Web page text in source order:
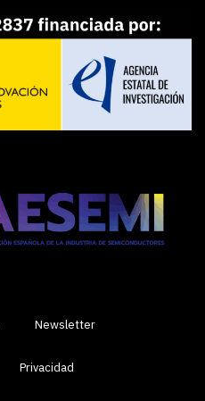
Newsletter
Privacidad